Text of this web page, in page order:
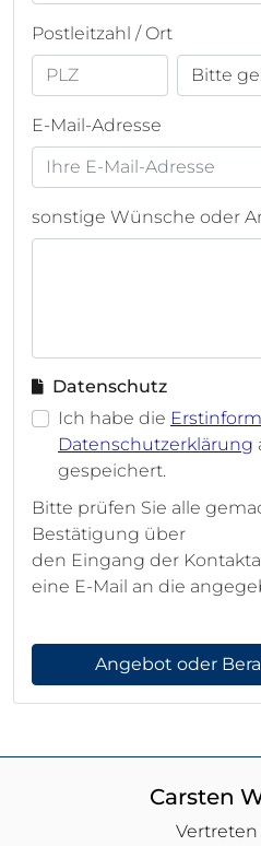
Postleitzahl / Ort
E-Mail-Adresse
sonstige Wünsche oder
Datenschutz
Ich habe die
Datenschutzerklärung
gespeichert.
Bitte prüfen Sie alle
Bestätigung über
den Eingang der
eine E-Mail an die
Angebot oder
Carsten